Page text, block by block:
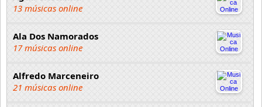
13 músicas online
Ala Dos Namorados
17 músicas online
Alfredo Marceneiro
21 músicas online